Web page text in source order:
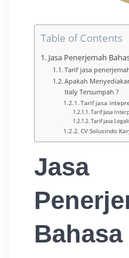
Table of Contents
Jasa Penerjemah
Tarif jasa
Apakah
Italy Tersumpah ?
Tarif jasa
Tarif Jasa
Tarif jasa
CV Solusindo
Jasa